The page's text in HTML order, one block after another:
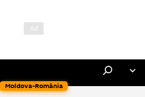
Moldova-România